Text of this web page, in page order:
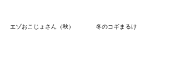
エゾおこじょさん（秋） 冬のコギまるけ